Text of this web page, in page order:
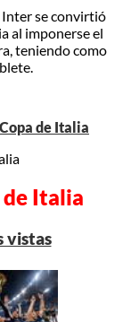
Inter se convirtió
al imponerse el
teniendo como
de Italia
de Italia
vistas